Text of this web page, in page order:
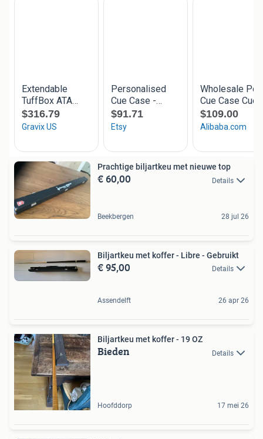
Prachtige biljartkeu met nieuwe top
€ 60,00 Details
Beekbergen 28 jul 26
Biljartkeu met koffer - Libre - Gebruikt
€ 95,00 Details
Assendelft 26 apr 26
Biljartkeu met koffer - 19 OZ
Bieden Details
Hoofddorp 17 mei 26